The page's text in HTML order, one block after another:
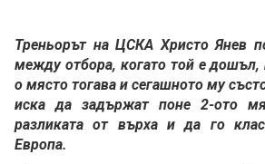
Треньорът на ЦСКА Христо Янев
между отбора, когато той е
о място тогава и сегашното му
иска да задържат поне 2-ото
разликата от върха и да го
Европа.